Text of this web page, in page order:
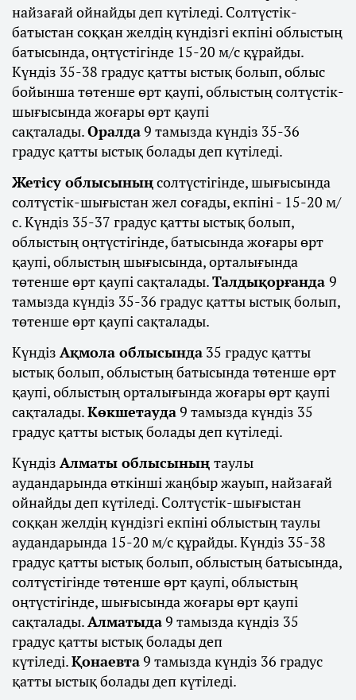
найзағай ойнайды деп күтіледі. Солтүстік-
батыстан соққан желдің күндізгі екпіні облыстың
батысында, оңтүстігінде 15-20 м/с құрайды.
Күндіз 35-38 градус қатты ыстық болып, облыс
бойынша төтенше өрт қаупі, облыстың солтүстік-
шығысында жоғары өрт қаупі
сақталады.Оралда9 тамызда күндіз 35-36
градус қатты ыстық болады деп күтіледі.
Жетісу облысыныңсолтүстігінде, шығысында
солтүстік-шығыстан жел соғады, екпіні - 15-20 м/
с. Күндіз 35-37 градус қатты ыстық болып,
облыстың оңтүстігінде, батысында жоғары өрт
қаупі, облыстың шығысында, орталығында
төтенше өрт қаупі сақталады.Талдықорғанда 9
тамызда күндіз 35-36 градус қатты ыстық болып,
төтенше өрт қаупі сақталады.
Күндіз Ақмола облысында 35 градус қатты
ыстық болып, облыстың батысында төтенше өрт
қаупі, облыстың орталығында жоғары өрт қаупі
сақталады.Көкшетауда9 тамызда күндіз 35
градус қатты ыстық болады деп күтіледі.
Күндіз Алматы облысының таулы
аудандарында өткінші жаңбыр жауып, найзағай
ойнайды деп күтіледі. Солтүстік-шығыстан
соққан желдің күндізгі екпіні облыстың таулы
аудандарында 15-20 м/с құрайды. Күндіз 35-38
градус қатты ыстық болып, облыстың батысында,
солтүстігінде төтенше өрт қаупі, облыстың
оңтүстігінде, шығысында жоғары өрт қаупі
сақталады.Алматыда9 тамызда күндіз 35
градус қатты ыстық болады деп
күтіледі.Қонаевта9 тамызда күндіз 36 градус
қатты ыстық болады деп күтіледі.